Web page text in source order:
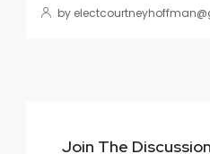
by
Join The Discussion